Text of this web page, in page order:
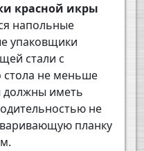
красной икры
напольные
упаковщики
стали с
стола не меньше
иметь
не
планку